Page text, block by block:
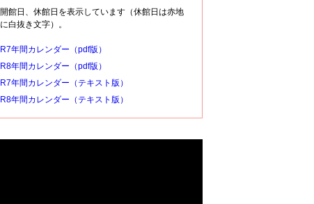
開館日、休館日を表示しています（休館日は赤地
に白抜き文字）。
R7年間カレンダー（pdf版）
R8年間カレンダー（pdf版）
R7年間カレンダー（テキスト版）
R8年間カレンダー（テキスト版）